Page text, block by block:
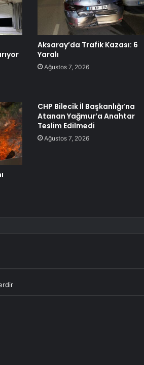
Aksaray’da Trafik Kazası: 6
Yaralı
Ağustos 7, 2026
CHP Bilecik İl Başkanlığı’na
Atanan Yağmur’a Anahtar
Teslim Edilmedi
Ağustos 7, 2026